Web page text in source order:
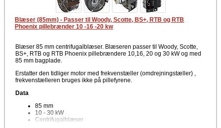
Blæser (85mm) - Passer til Woody, Scotte, BS+, RTB og RTB
Phoenix pillebrænder 10 -16 -20 kw
Blæser 85 mm centrifugalblæser. Blæseren passer til Woody, Scotte,
BS+, RTB og RTB Phoenix pillebrændere 10,16, 20 og 30 kW og med
85 mm bagplade.
Erstatter den tidliger motor med frekvenstæller (omdrejningstæller) ,
frekvenstælleren bruges ikke på pillefyrene.
Data
85 mm
10 - 30 kW
Centrifugalblæser